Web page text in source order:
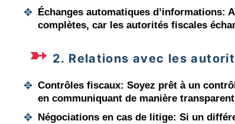
Échanges automatiques d’informations:
complètes, car les autorités fiscales
2. Relations avec les
Contrôles fiscaux: Soyez prêt à un
en communiquant de manière
Négociations en cas de litige: Si un